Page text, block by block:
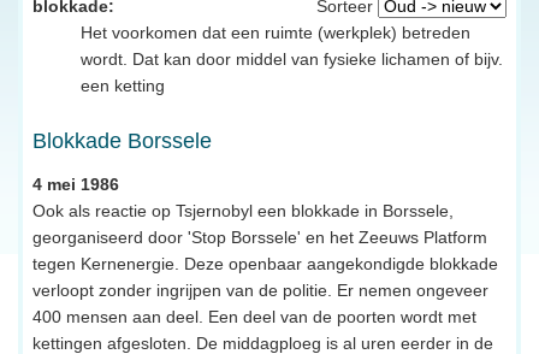
Sorteer
blokkade:
Het voorkomen dat een ruimte (werkplek) betreden
wordt. Dat kan door middel van fysieke lichamen of bijv.
een ketting
Blokkade Borssele
4 mei 1986
Ook als reactie op Tsjernobyl een blokkade in Borssele,
georganiseerd door 'Stop Borssele' en het Zeeuws Platform
tegen Kernenergie. Deze openbaar aangekondigde blokkade
verloopt zonder ingrijpen van de politie. Er nemen ongeveer
400 mensen aan deel. Een deel van de poorten wordt met
kettingen afgesloten. De middagploeg is al uren eerder in de